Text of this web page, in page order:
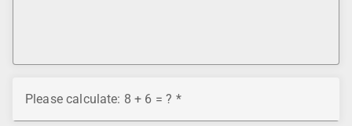
Please calculate: 8 + 6 = ?